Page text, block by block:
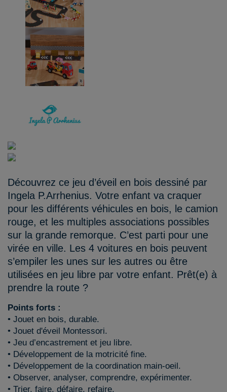
Découvrez ce jeu d’éveil en bois dessiné par
Ingela P.Arrhenius. Votre enfant va craquer
pour les différents véhicules en bois, le camion
rouge, et les multiples associations possibles
sur la grande remorque. C’est parti pour une
virée en ville. Les 4 voitures en bois peuvent
s’empiler les unes sur les autres ou être
utilisées en jeu libre par votre enfant. Prêt(e) à
prendre la route ?
Points forts :
• Jouet en bois, durable.
• Jouet d'éveil Montessori.
• Jeu d’encastrement et jeu libre.
• Développement de la motricité fine.
• Développement de la coordination main-oeil.
• Observer, analyser, comprendre, expérimenter.
• Trier, faire, défaire, refaire.